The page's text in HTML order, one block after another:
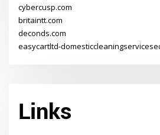
cybercusp.com
britaintt.com
deconds.com
easycartltd-
Links